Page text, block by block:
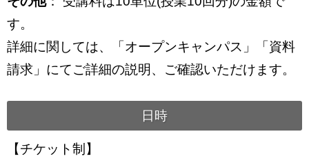
す。
詳細に関しては、「オープンキャンパス」「資料
請求」にてご詳細の説明、ご確認いただけます。
日時
【チケット制】